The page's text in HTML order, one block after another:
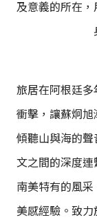
及意義的所在
旅居在阿根廷多
衝擊，讓蘇炯旭
傾聽山與海的聲
文之間的深度連
南美特有的風
美感經驗。致